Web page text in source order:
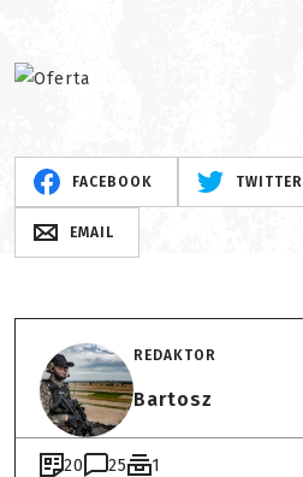
FACEBOOK TWITTER
EMAIL
REDAKTOR
Bartosz
20 25 1